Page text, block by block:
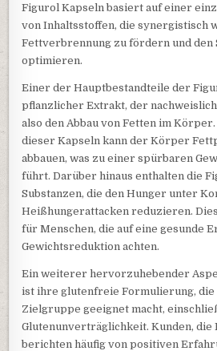
Figurol Kapseln basiert auf einer
von Inhaltsstoffen, die synergistisch
Fettverbrennung zu fördern und den
optimieren.
Einer der Hauptbestandteile der
pflanzlicher Extrakt, der
also den Abbau von Fetten im
dieser Kapseln kann der Körper
abbauen, was zu einer spürbaren
führt. Darüber hinaus enthalten die
Substanzen, die den Hunger unter
Heißhungerattacken reduzieren.
für Menschen, die auf eine gesunde
Gewichtsreduktion achten.
Ein weiterer hervorzuhebender
ist ihre glutenfreie Formulierung,
Zielgruppe geeignet macht,
Glutenunverträglichkeit. Kunden, die
berichten häufig von positiven